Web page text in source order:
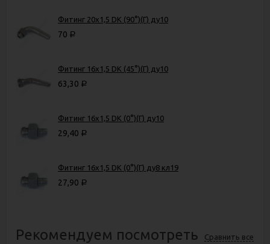
Фитинг 20х1,5 DK (90°)(Г) ду10
70 Р
Фитинг 16х1,5 DK (45°)(Г) ду10
63,30 Р
Фитинг 16х1,5 DK (0°)(Г) ду10
29,40 Р
Фитинг 16х1,5 DK (0°)(Г) ду8 кл19
27,90 Р
Рекомендуем посмотреть Сравнить все